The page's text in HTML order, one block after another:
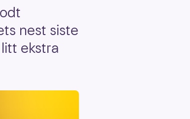
nest siste
ekstra